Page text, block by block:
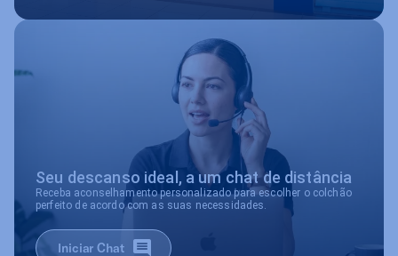
Seu descanso ideal, a um chat de distância
Receba aconselhamento personalizado para escolher o colchão
perfeito de acordo com as suas necessidades.
Iniciar Chat